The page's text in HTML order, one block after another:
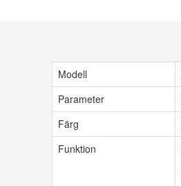
Modell
Parameter
Färg
Funktion